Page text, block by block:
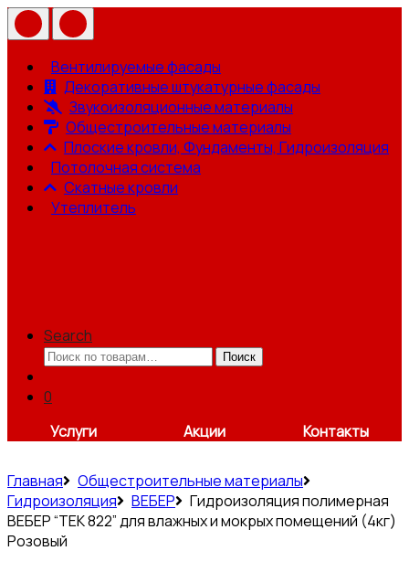
Вентилируемые фасады
Декоративные штукатурные фасады
Звукоизоляционные материалы
Общестроительные материалы
Плоские кровли, Фундаменты, Гидроизоляция
Потолочная система
Скатные кровли
Утеплитель
Search
Искать:
Поиск
0
Услуги
Акции Контакты
Главная
Общестроительные материалы
Гидроизоляция
ВЕБЕР
Гидроизоляция полимерная
ВЕБЕР “ТЕК 822” для влажных и мокрых помещений (4кг)
Розовый